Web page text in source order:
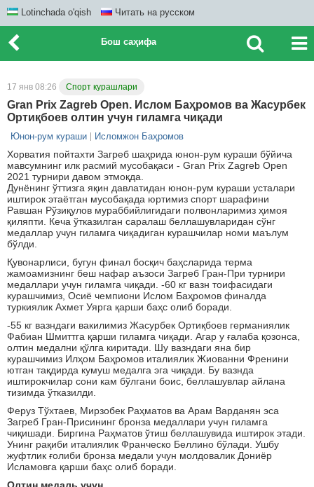
Lotinchada o'qish Читать на русском
Бош саҳифа
17 янв 08:26 Спорт курашлари
Gran Prix Zagreb Open. Ислом Баҳромов ва Жасурбек
Ортиқбоев олтин учун гиламга чиқади
Юнон-рум кураши Исломжон Баҳромов
Хорватия пойтахти Загреб шаҳрида юнон-рум кураши бўйича
мавсумнинг илк расмий мусобақаси - Gran Prix Zagreb Open
2021 турнири давом этмоқда.
Дунёнинг ўттизга яқин давлатидан юнон-рум кураши усталари
иштирок этаётган мусобақада юртимиз спорт шарафини
Равшан Рўзиқулов мураббийлигидаги полвонларимиз ҳимоя
қиляпти. Кеча ўтказилган саралаш беллашувларидан сўнг
медаллар учун гиламга чиқадиган курашчилар номи маълум
бўлди.
Қувонарлиси, бугун финал босқич баҳсларида терма
жамоамизнинг беш нафар аъзоси Загреб Гран-При турнири
медаллари учун гиламга чиқади. -60 кг вазн тоифасидаги
курашчимиз, Осиё чемпиони Ислом Баҳромов финалда
туркиялик Ахмет Уярга қарши баҳс олиб боради.
-55 кг вазндаги вакилимиз Жасурбек Ортиқбоев германиялик
Фабиан Шмиттга қарши гиламга чиқади. Агар у ғалаба қозонса,
олтин медални қўлга киритади. Шу вазндаги яна бир
курашчимиз Илҳом Баҳромов италиялик Жиованни Френини
ютган тақдирда кумуш медалга эга чиқади. Бу вазнда
иштирокчилар сони кам бўлгани боис, беллашувлар айлана
тизимда ўтказилди.
Феруз Тўхтаев, Мирзобек Раҳматов ва Арам Варданян эса
Загреб Гран-Присининг бронза медаллари учун гиламга
чиқишади. Биргина Раҳматов ўтиш беллашувида иштирок этади.
Унинг рақиби италиялик Франческо Беллино бўлади. Ушбу
жуфтлик ғолиби бронза медали учун молдовалик Дониёр
Исламовга қарши баҳс олиб боради.